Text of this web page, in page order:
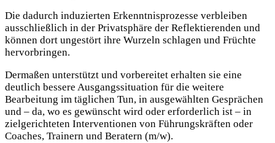
Die dadurch induzierten Erkenntnisprozesse verbleiben
ausschließlich in der Privatsphäre der Reflektierenden und
können dort ungestört ihre Wurzeln schlagen und Früchte
hervorbringen.
Dermaßen unterstützt und vorbereitet erhalten sie eine
deutlich bessere Ausgangssituation für die weitere
Bearbeitung im täglichen Tun, in ausgewählten Gesprächen
und – da, wo es gewünscht wird oder erforderlich ist – in
zielgerichteten Interventionen von Führungskräften oder
Coaches, Trainern und Beratern (m/w).